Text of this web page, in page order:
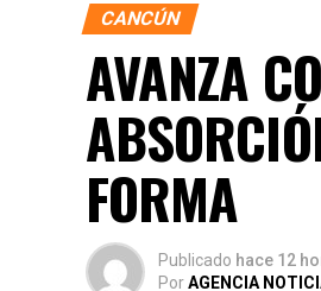
CANCÚN
AVANZA
FORMA
Publicado hace 12
PorAGENCIA